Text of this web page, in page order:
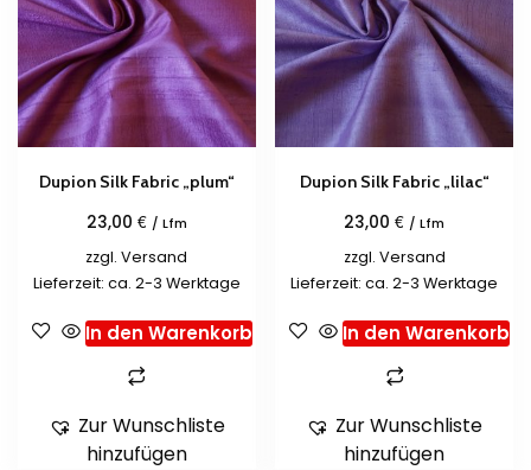
Dupion Silk Fabric „plum“
23,00 € / Lfm
zzgl.Versand
Lieferzeit: ca. 2-3 Werktage
In den Warenkorb
Zur Wunschliste
hinzufügen
Dupion Silk Fabric „lilac“
23,00€ / Lfm
zzgl. Versand
Lieferzeit: ca. 2-3 Werktage
In den Warenkorb
Zur Wunschliste
hinzufügen